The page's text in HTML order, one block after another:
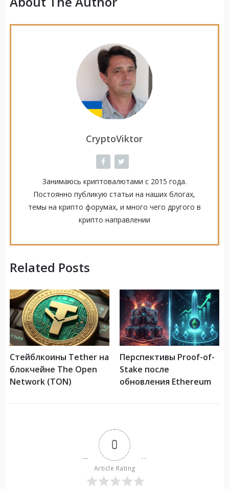
CryptoViktor
Занимаюсь криптовалютами с 2015 года.
Постоянно публикую статьи на наших блогах,
темы на крипто форумах, и много чего другого в
крипто направлении
Related Posts
Стейблкоины Tether на
блокчейне The Open
Network (TON)
Перспективы Proof-of-
Stake после
обновления Ethereum
0
Article Rating